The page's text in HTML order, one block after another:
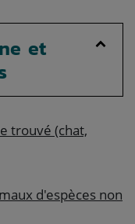
et
trouvé (chat,
d'espèces non